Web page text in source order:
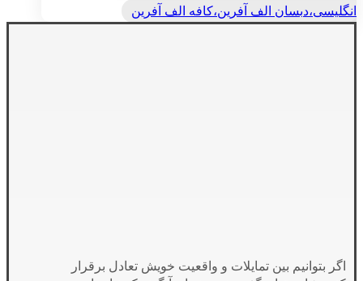
انگلیسی،دبسان الف آفرین،کافه الف آفرین
اگر بتوانیم بین تمایلات و واقعیت خویش تعادل برقرار